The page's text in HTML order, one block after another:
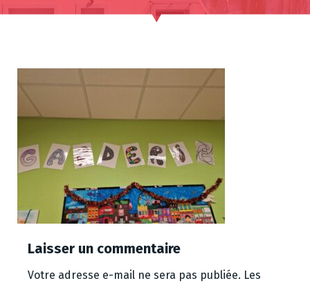
Laisser un commentaire
Votre adresse e-mail ne sera pas publiée. Les